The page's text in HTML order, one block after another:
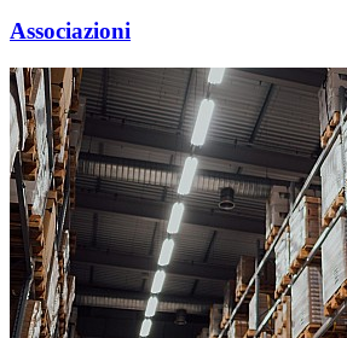
Associazioni